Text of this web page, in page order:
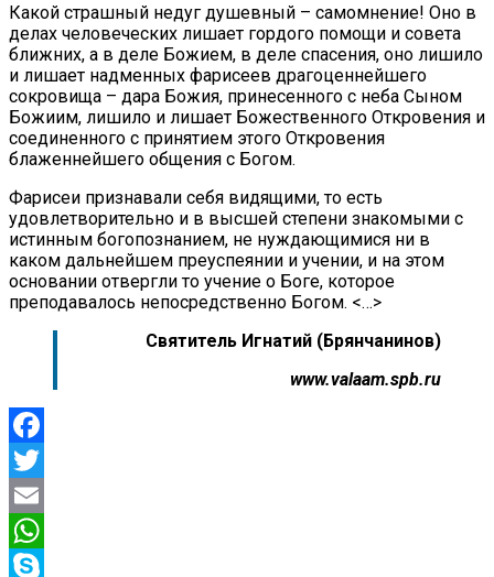
Какой страшный недуг душевный – самомнение! Оно в
делах человеческих лишает гордого помощи и совета
ближних, а в деле Божием, в деле спасения, оно лишило
и лишает надменных фарисеев драгоценнейшего
сокровища – дара Божия, принесенного с неба Сыном
Божиим, лишило и лишает Божественного Откровения и
соединенного с принятием этого Откровения
блаженнейшего общения с Богом.
Фарисеи признавали себя видящими, то есть
удовлетворительно и в высшей степени знакомыми с
истинным богопознанием, не нуждающимися ни в
каком дальнейшем преуспеянии и учении, и на этом
основании отвергли то учение о Боге, которое
преподавалось непосредственно Богом. <…>
Святитель Игнатий (Брянчанинов)
www.valaam.spb.ru
Facebook
Twitter
Email
WhatsApp